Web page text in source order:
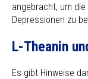
angebracht, um
Depressionen zu
L-Theanin
Es gibt Hinweise